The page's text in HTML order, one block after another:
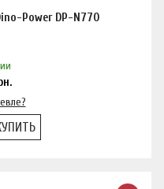
Power DP-N770